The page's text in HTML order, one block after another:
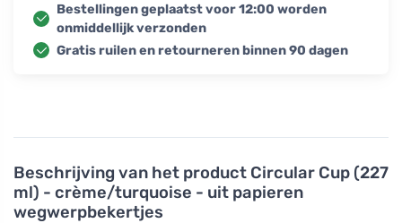
Beschrijving van het product Circular Cup (227
ml) - crème/turquoise - uit papieren
wegwerpbekertjes
Bestellingen geplaatst voor 12:00 worden
onmiddellijk verzonden
Gratis ruilen en retourneren binnen 90 dagen